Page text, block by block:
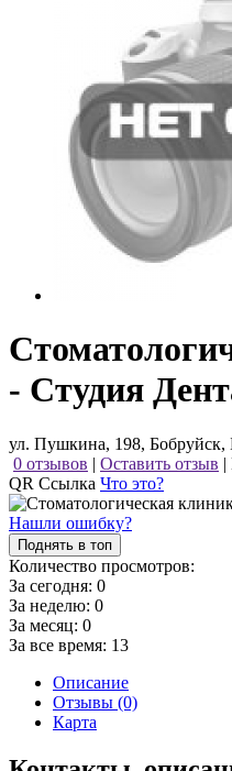
- Студия
ул. Пушкина, 198, Бобруйск,
0 отзывов | Оставить отзыв |
QR Ссылка Что это?
Нашли ошибку?
Поднять в топ
Количество просмотров:
За сегодня: 0
За неделю: 0
За месяц: 0
За все время: 13
Описание
Отзывы (0)
Карта